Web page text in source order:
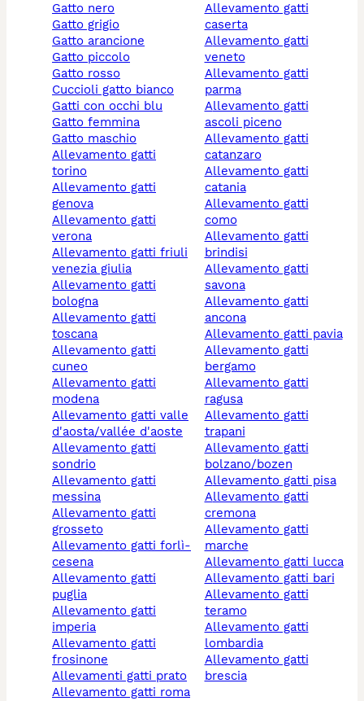
gatto nero
gatto grigio
gatto arancione
gatto piccolo
gatto rosso
cuccioli gatto bianco
gatti con occhi blu
gatto femmina
gatto maschio
allevamento gatti
torino
allevamento gatti
genova
allevamento gatti
verona
allevamento gatti friuli
venezia giulia
allevamento gatti
bologna
allevamento gatti
toscana
allevamento gatti
cuneo
allevamento gatti
modena
allevamento gatti valle
d'aosta/vallée d'aoste
allevamento gatti
sondrio
allevamento gatti
messina
allevamento gatti
grosseto
allevamento gatti forlì-
cesena
allevamento gatti
puglia
allevamento gatti
imperia
allevamento gatti
frosinone
allevamenti gatti prato
allevamento gatti roma
allevamento gatti
caserta
allevamento gatti
veneto
allevamento gatti
parma
allevamento gatti
ascoli piceno
allevamento gatti
catanzaro
allevamento gatti
catania
allevamento gatti
como
allevamento gatti
brindisi
allevamento gatti
savona
allevamento gatti
ancona
allevamento gatti pavia
allevamento gatti
bergamo
allevamento gatti
ragusa
allevamento gatti
trapani
allevamento gatti
bolzano/bozen
allevamento gatti pisa
allevamento gatti
cremona
allevamento gatti
marche
allevamento gatti lucca
allevamento gatti bari
allevamento gatti
teramo
allevamento gatti
lombardia
allevamento gatti
brescia